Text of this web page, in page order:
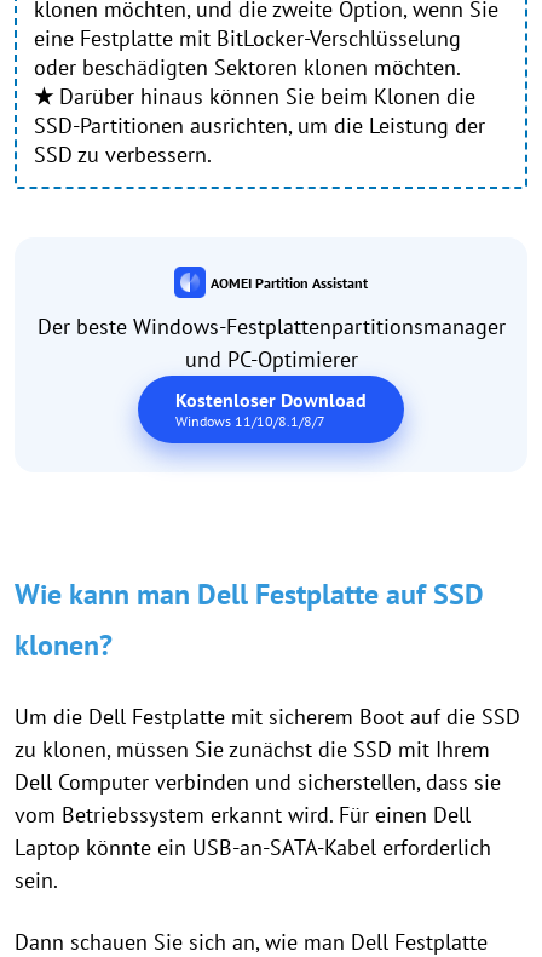
klonen möchten, und die zweite Option, wenn Sie
eine Festplatte mit BitLocker-Verschlüsselung
oder beschädigten Sektoren klonen möchten.
★ Darüber hinaus können Sie beim Klonen die
SSD-Partitionen ausrichten, um die Leistung der
SSD zu verbessern.
AOMEI Partition Assistant
Der beste Windows-Festplattenpartitionsmanager
und PC-Optimierer
Kostenloser Download
Windows 11/10/8.1/8/7
Wie kann man Dell Festplatte auf SSD
klonen?
Um die Dell Festplatte mit sicherem Boot auf die SSD
zu klonen, müssen Sie zunächst die SSD mit Ihrem
Dell Computer verbinden und sicherstellen, dass sie
vom Betriebssystem erkannt wird. Für einen Dell
Laptop könnte ein USB-an-SATA-Kabel erforderlich
sein.
Dann schauen Sie sich an, wie man Dell Festplatte